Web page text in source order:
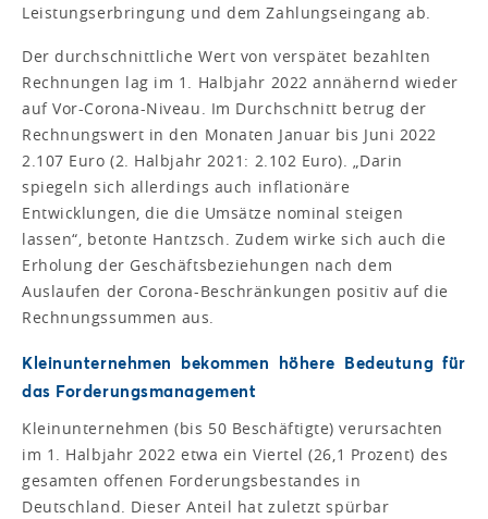
Leistungserbringung und dem Zahlungseingang ab.
Der durchschnittliche Wert von verspätet bezahlten
Rechnungen lag im 1. Halbjahr 2022 annähernd wieder
auf Vor-Corona-Niveau. Im Durchschnitt betrug der
Rechnungswert in den Monaten Januar bis Juni 2022
2.107 Euro (2. Halbjahr 2021: 2.102 Euro). „Darin
spiegeln sich allerdings auch inflationäre
Entwicklungen, die die Umsätze nominal steigen
lassen“, betonte Hantzsch. Zudem wirke sich auch die
Erholung der Geschäftsbeziehungen nach dem
Auslaufen der Corona-Beschränkungen positiv auf die
Rechnungssummen aus.
Kleinunternehmen bekommen höhere Bedeutung für
das Forderungsmanagement
Kleinunternehmen (bis 50 Beschäftigte) verursachten
im 1. Halbjahr 2022 etwa ein Viertel (26,1 Prozent) des
gesamten offenen Forderungsbestandes in
Deutschland. Dieser Anteil hat zuletzt spürbar